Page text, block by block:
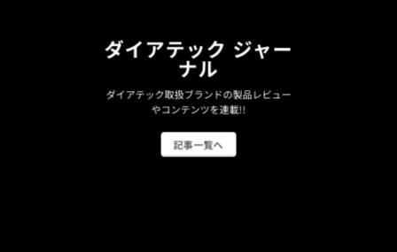
ダイアテック ジャー
ナル
ダイアテック取扱ブランドの製品レビュー
やコンテンツを連載!!
記事一覧へ